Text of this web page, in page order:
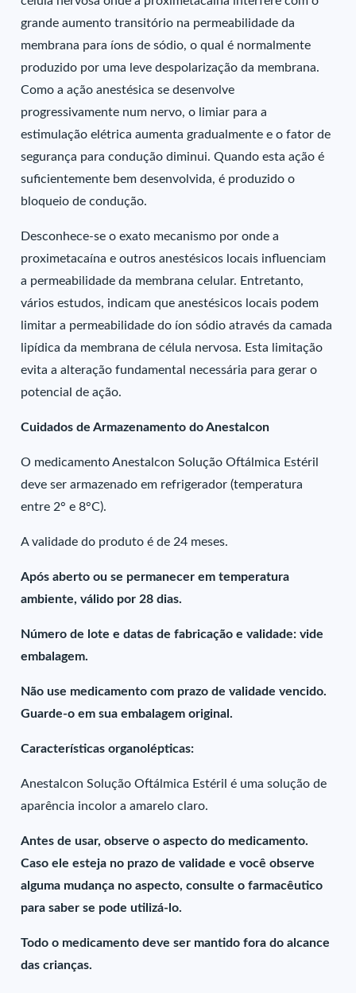
grande aumento transitório na permeabilidade da
membrana para íons de sódio, o qual é normalmente
produzido por uma leve despolarização da membrana.
Como a ação anestésica se desenvolve
progressivamente num nervo, o limiar para a
estimulação elétrica aumenta gradualmente e o fator de
segurança para condução diminui. Quando esta ação é
suficientemente bem desenvolvida, é produzido o
bloqueio de condução.
Desconhece-se o exato mecanismo por onde a
proximetacaína e outros anestésicos locais influenciam
a permeabilidade da membrana celular. Entretanto,
vários estudos, indicam que anestésicos locais podem
limitar a permeabilidade do íon sódio através da camada
lipídica da membrana de célula nervosa. Esta limitação
evita a alteração fundamental necessária para gerar o
potencial de ação.
Cuidados de Armazenamento do Anestalcon
O medicamento Anestalcon Solução Oftálmica Estéril
deve ser armazenado em refrigerador (temperatura
entre 2° e 8°C).
A validade do produto é de 24 meses.
Após aberto ou se permanecer em temperatura
ambiente, válido por 28 dias.
Número de lote e datas de fabricação e validade: vide
embalagem.
Não use medicamento com prazo de validade vencido.
Guarde-o em sua embalagem original.
Características organolépticas:
Anestalcon Solução Oftálmica Estéril é uma solução de
aparência incolor a amarelo claro.
Antes de usar, observe o aspecto do medicamento.
Caso ele esteja no prazo de validade e você observe
alguma mudança no aspecto, consulte o farmacêutico
para saber se pode utilizá-lo.
Todo o medicamento deve ser mantido fora do alcance
das crianças.